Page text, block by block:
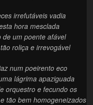
irrefutáveis vadia
hora mesclada
de um poente afável
roliça e irrevogável
num poeirento eco
lágrima apaziguada
orquestro e fecundo os
tão bem homogeneizados